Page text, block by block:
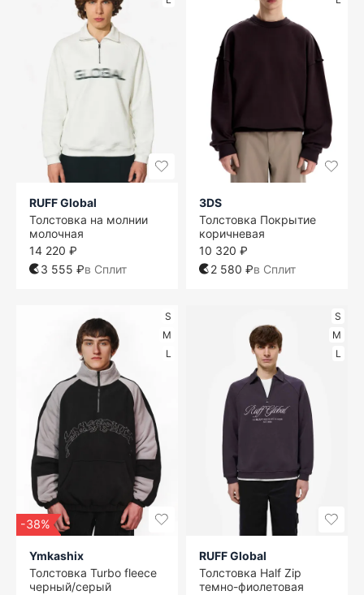
RUFF Global
Толстовка на молнии
молочная
14 220 ₽
3 555 ₽в Сплит
3DS
Толстовка Покрытие
коричневая
10 320 ₽
2 580 ₽в Сплит
S
M
L
-38%
Ymkashix
Толстовка Turbo fleece
черный/серый
S
M
L
RUFF Global
Толстовка Half Zip
темно-фиолетовая